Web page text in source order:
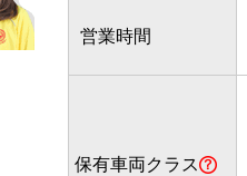
営業時間
保有車両クラス